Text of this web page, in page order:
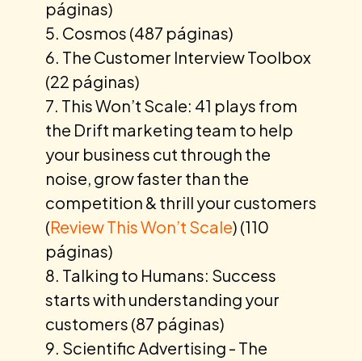
páginas)
Cosmos (487 páginas)
The Customer Interview Toolbox
(22 páginas)
This Won’t Scale: 41 plays from
the Drift marketing team to help
your business cut through the
noise, grow faster than the
competition & thrill your customers
(Review This Won’t Scale) (110
páginas)
Talking to Humans: Success
starts with understanding your
customers (87 páginas)
Scientific Advertising - The